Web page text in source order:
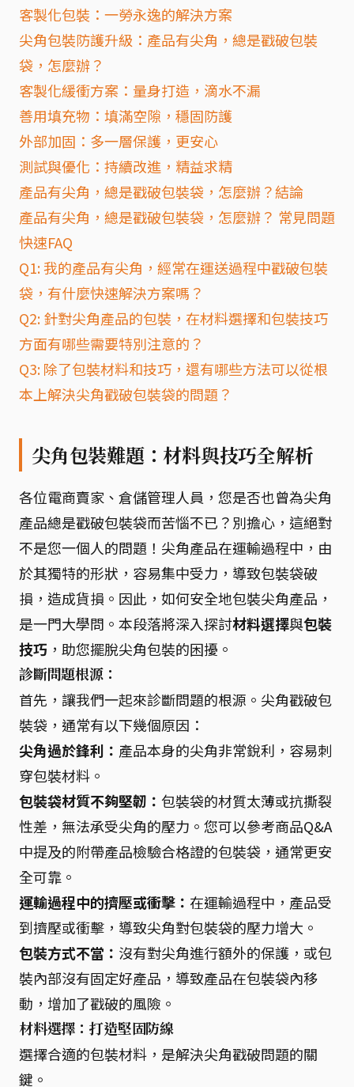
客製化包裝：一勞永逸的解決方案
尖角包裝防護升級：產品有尖角，總是戳破包裝
袋，怎麼辦？
客製化緩衝方案：量身打造，滴水不漏
善用填充物：填滿空隙，穩固防護
外部加固：多一層保護，更安心
測試與優化：持續改進，精益求精
產品有尖角，總是戳破包裝袋，怎麼辦？結論
產品有尖角，總是戳破包裝袋，怎麼辦？ 常見問題
快速FAQ
Q1: 我的產品有尖角，經常在運送過程中戳破包裝
袋，有什麼快速解決方案嗎？
Q2: 針對尖角產品的包裝，在材料選擇和包裝技巧
方面有哪些需要特別注意的？
Q3: 除了包裝材料和技巧，還有哪些方法可以從根
本上解決尖角戳破包裝袋的問題？
尖角包裝難題：材料與技巧全解析
各位電商賣家、倉儲管理人員，您是否也曾為尖角
產品總是戳破包裝袋而苦惱不已？別擔心，這絕對
不是您一個人的問題！尖角產品在運輸過程中，由
於其獨特的形狀，容易集中受力，導致包裝袋破
損，造成貨損。因此，如何安全地包裝尖角產品，
是一門大學問。本段落將深入探討材料選擇與包裝
技巧 ，助您擺脫尖角包裝的困擾。
診斷問題根源：
首先，讓我們一起來診斷問題的根源。尖角戳破包
裝袋，通常有以下幾個原因：
尖角過於鋒利： 產品本身的尖角非常銳利，容易刺
穿包裝材料。
包裝袋材質不夠堅韌： 包裝袋的材質太薄或抗撕裂
性差，無法承受尖角的壓力。您可以參考商品Q&A
中提及的附帶產品檢驗合格證的包裝袋，通常更安
全可靠。
運輸過程中的擠壓或衝擊： 在運輸過程中，產品受
到擠壓或衝擊，導致尖角對包裝袋的壓力增大。
包裝方式不當： 沒有對尖角進行額外的保護，或包
裝內部沒有固定好產品，導致產品在包裝袋內移
動，增加了戳破的風險。
材料選擇：打造堅固防線
選擇合適的包裝材料，是解決尖角戳破問題的關
鍵。